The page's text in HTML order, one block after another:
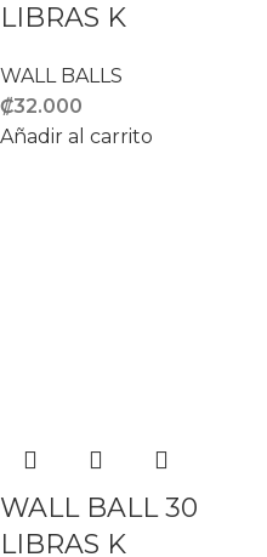
LIBRAS K
WALL BALLS
₡32.000
Añadir al carrito
WALL BALL 30
LIBRAS K